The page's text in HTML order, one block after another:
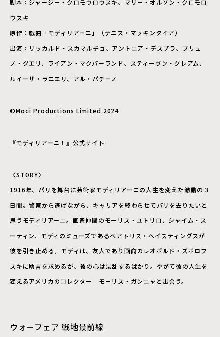
脚本：ジャージー・クロモウロウスキ、マリー・オルソン・クロモロ
ウスキ
原作：戯曲「モディリアーニ」（デニス・マッキンタイア）
出演：リッカルド・スカマルチョ、アントニア・デスプラ、ブリュ
ノ・グエリ、ライアン・マクパーランド、スティーヴン・グレアム、
ルイーザ・ラニエリ、アル・パチーノ
©︎Modi Productions Limited 2024
『モディリアーニ！』公式サイト
〈STORY〉
1916年、パリを舞台に芸術家モディリアーニの人生を変えた激動の３
日間。警察から逃げながら、キャリアを終わらせてパリを去りたいと
思うモディリアーニ。画家仲間のモーリス・ユトリロ、シャイム・ス
ーティン、モディのミューズであるベアトリス・ヘイスティングスが
彼を引き止める。モディは、友人であり画商のレオポルド・ズボロフ
スキに助言を求めるが、彼の心は混乱するばかり。やがて彼の人生を
変えるアメリカのコレクター モーリス・ガンニャと出会う。
ウォーフェア 戦地最前線